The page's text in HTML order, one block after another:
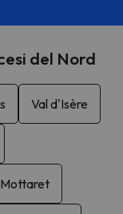
del Nord
Val d'Isère